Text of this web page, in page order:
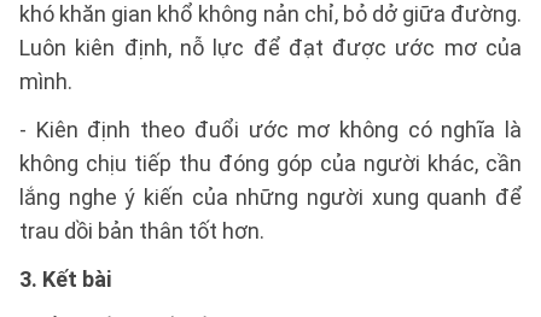
khó khăn gian khổ không nản chỉ, bỏ dở giữa đường.
Luôn kiên định, nỗ lực để đạt được ước mơ của
mình.
- Kiên định theo đuổi ước mơ không có nghĩa là
không chịu tiếp thu đóng góp của người khác, cần
lắng nghe ý kiến của những người xung quanh để
trau dồi bản thân tốt hơn.
3. Kết bài